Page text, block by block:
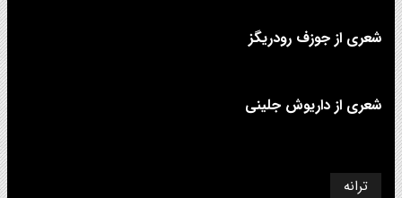
شعری از جوزف رودریگز
شعری از داریوش جلینی
ترانه